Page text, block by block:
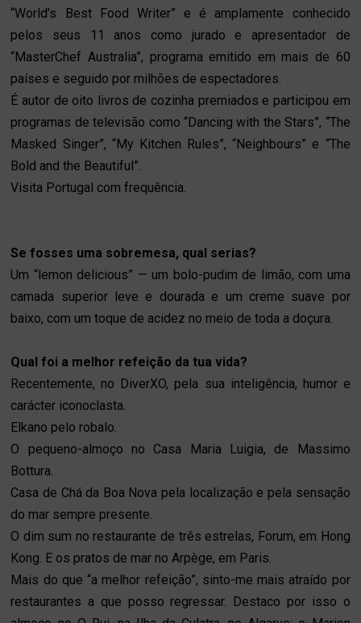
“World’s Best Food Writer” e é amplamente conhecido
pelos seus 11 anos como jurado e apresentador de
“MasterChef Australia”, programa emitido em mais de 60
países e seguido por milhões de espectadores.
É autor de oito livros de cozinha premiados e participou em
programas de televisão como “Dancing with the Stars”, “The
Masked Singer”, “My Kitchen Rules”, “Neighbours” e “The
Bold and the Beautiful”.
Visita Portugal com frequência.
Se fosses uma sobremesa, qual serias?
Um “lemon delicious” — um bolo-pudim de limão, com uma
camada superior leve e dourada e um creme suave por
baixo, com um toque de acidez no meio de toda a doçura.
Qual foi a melhor refeição da tua vida?
Recentemente, no DiverXO, pela sua inteligência, humor e
carácter iconoclasta.
Elkano pelo robalo.
O pequeno-almoço no Casa Maria Luigia, de Massimo
Bottura.
Casa de Chá da Boa Nova pela localização e pela sensação
do mar sempre presente.
O dim sum no restaurante de três estrelas, Forum, em Hong
Kong. E os pratos de mar no Arpège, em Paris.
Mais do que “a melhor refeição”, sinto-me mais atraído por
restaurantes a que posso regressar. Destaco por isso o